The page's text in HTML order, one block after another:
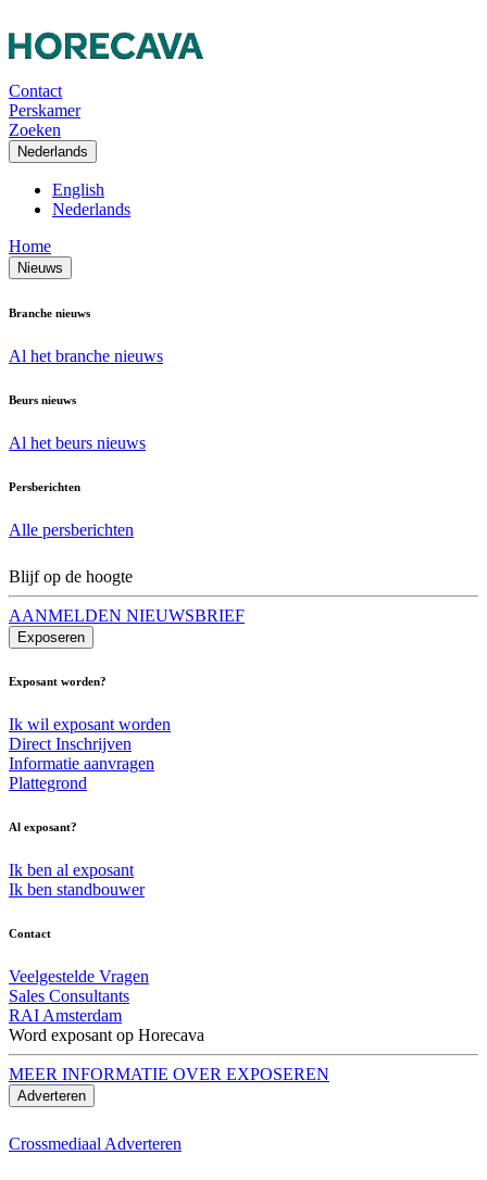
Contact
Perskamer
Zoeken
Nederlands
English
Nederlands
Home
Nieuws
Branche nieuws
Al het branche nieuws
Beurs nieuws
Al het beurs nieuws
Persberichten
Alle persberichten
Blijf op de hoogte
AANMELDEN NIEUWSBRIEF
Exposeren
Exposant worden?
Ik wil exposant worden
Direct Inschrijven
Informatie aanvragen
Plattegrond
Al exposant?
Ik ben al exposant
Ik ben standbouwer
Contact
Veelgestelde Vragen
Sales Consultants
RAI Amsterdam
Word exposant op Horecava
MEER INFORMATIE OVER EXPOSEREN
Adverteren
Crossmediaal Adverteren